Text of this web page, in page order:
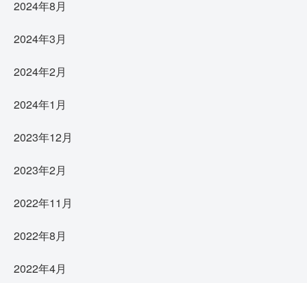
2024年8月
2024年3月
2024年2月
2024年1月
2023年12月
2023年2月
2022年11月
2022年8月
2022年4月